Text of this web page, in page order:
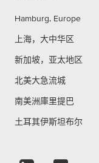
Hamburg, Europe
上海，大中华区
新加坡，亚太地区
北美大急流城
南美洲庫里提巴
土耳其伊斯坦布尔